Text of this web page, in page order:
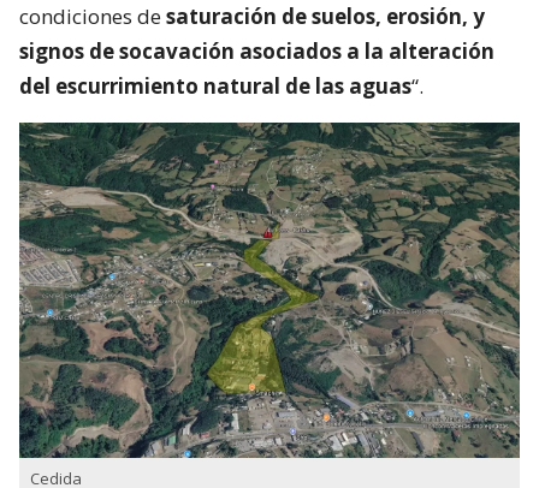
condiciones desaturación de suelos, erosión, y
signos de socavación asociados a la alteración
del escurrimiento natural de las aguas“.
Cedida